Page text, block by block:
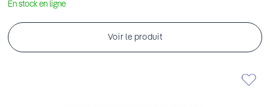
En stock en ligne
Voir le produit